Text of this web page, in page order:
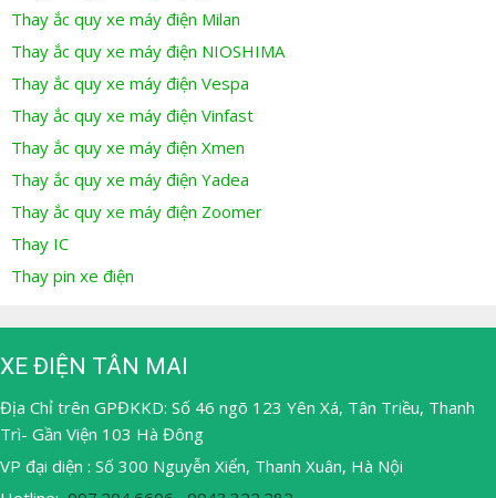
Thay ắc quy xe máy điện Milan
Thay ắc quy xe máy điện NIOSHIMA
Thay ắc quy xe máy điện Vespa
Thay ắc quy xe máy điện Vinfast
Thay ắc quy xe máy điện Xmen
Thay ắc quy xe máy điện Yadea
Thay ắc quy xe máy điện Zoomer
Thay IC
Thay pin xe điện
XE ĐIỆN TÂN MAI
Địa Chỉ trên GPĐKKD: Số 46 ngõ 123 Yên Xá, Tân Triều, Thanh
Trì- Gần Viện 103 Hà Đông
VP đại diện : Số 300 Nguyễn Xiển, Thanh Xuân, Hà Nội